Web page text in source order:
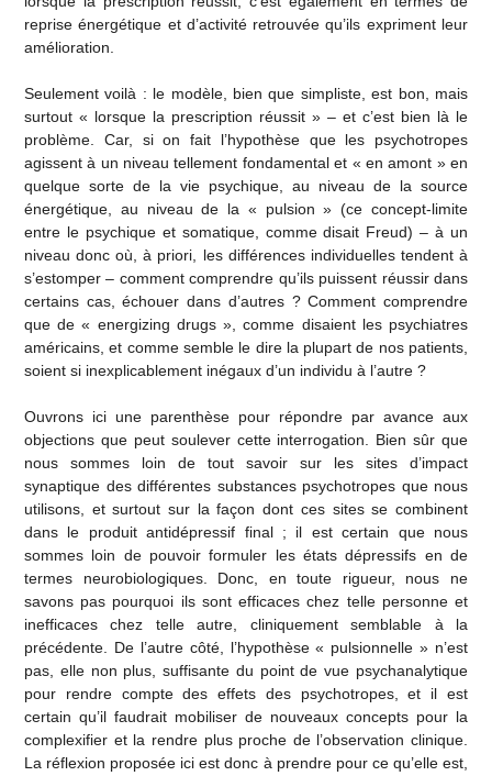
reprise énergétique et d’activité retrouvée qu’ils expriment leur
amélioration.
Seulement voilà : le modèle, bien que simpliste, est bon, mais
surtout « lorsque la prescription réussit » – et c’est bien là le
problème. Car, si on fait l’hypothèse que les psychotropes
agissent à un niveau tellement fondamental et « en amont » en
quelque sorte de la vie psychique, au niveau de la source
énergétique, au niveau de la « pulsion » (ce concept-limite
entre le psychique et somatique, comme disait Freud) – à un
niveau donc où, à priori, les différences individuelles tendent à
s’estomper – comment comprendre qu’ils puissent réussir dans
certains cas, échouer dans d’autres ? Comment comprendre
que de « energizing drugs », comme disaient les psychiatres
américains, et comme semble le dire la plupart de nos patients,
soient si inexplicablement inégaux d’un individu à l’autre ?
Ouvrons ici une parenthèse pour répondre par avance aux
objections que peut soulever cette interrogation. Bien sûr que
nous sommes loin de tout savoir sur les sites d’impact
synaptique des différentes substances psychotropes que nous
utilisons, et surtout sur la façon dont ces sites se combinent
dans le produit antidépressif final ; il est certain que nous
sommes loin de pouvoir formuler les états dépressifs en de
termes neurobiologiques. Donc, en toute rigueur, nous ne
savons pas pourquoi ils sont efficaces chez telle personne et
inefficaces chez telle autre, cliniquement semblable à la
précédente. De l’autre côté, l’hypothèse « pulsionnelle » n’est
pas, elle non plus, suffisante du point de vue psychanalytique
pour rendre compte des effets des psychotropes, et il est
certain qu’il faudrait mobiliser de nouveaux concepts pour la
complexifier et la rendre plus proche de l’observation clinique.
La réflexion proposée ici est donc à prendre pour ce qu’elle est,